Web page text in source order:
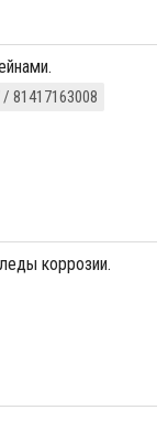
81417163008
коррозии.